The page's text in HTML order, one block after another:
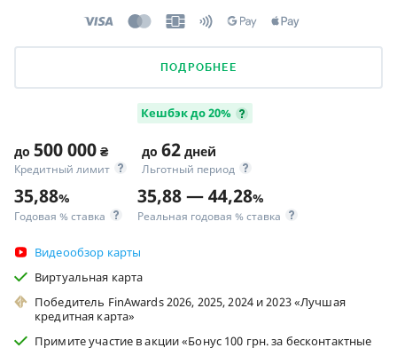
ПОДРОБНЕЕ
Кешбэк до 20%
до 500 000 ₴
Кредитный лимит
до 62 дней
Льготный период
35,88%
Годовая % ставка
35,88 — 44,28%
Реальная годовая % ставка
Видеообзор карты
Виртуальная карта
Победитель FinAwards 2026, 2025, 2024 и 2023 «Лучшая
кредитная карта»
Примите участие в акции «Бонус 100 грн. за бесконтактные